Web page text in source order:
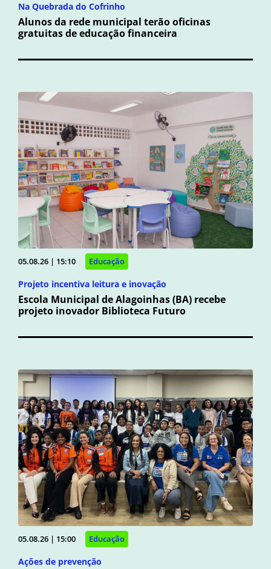
Na Quebrada do Cofrinho
Alunos da rede municipal terão oficinas
gratuitas de educação financeira
05.08.26 | 15:10 Educação
Projeto incentiva leitura e inovação
Escola Municipal de Alagoinhas (BA) recebe
projeto inovador Biblioteca Futuro
05.08.26 | 15:00 Educação
Ações de prevenção